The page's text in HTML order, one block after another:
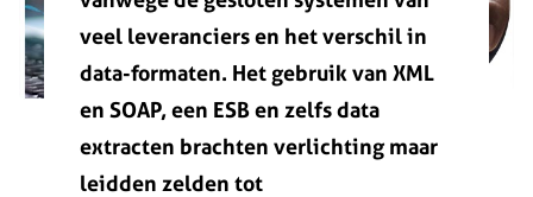
veel leveranciers en het verschil in
data-formaten. Het gebruik van XML
en SOAP, een ESB en zelfs data
extracten brachten verlichting maar
leidden zelden tot